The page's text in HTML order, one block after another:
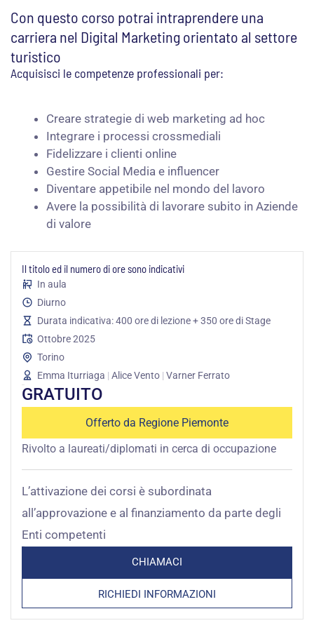
Con questo corso potrai intraprendere una
carriera nel Digital Marketing orientato al settore
turistico
Acquisisci le competenze professionali per:
Creare strategie di web marketing ad hoc
Integrare i processi crossmediali
Fidelizzare i clienti online
Gestire Social Media e influencer
Diventare appetibile nel mondo del lavoro
Avere la possibilità di lavorare subito in Aziende
di valore
Il titolo ed il numero di ore sono indicativi
In aula
Diurno
Durata indicativa: 400 ore di lezione + 350 ore di Stage
Ottobre 2025
Torino
Emma Iturriaga | Alice Vento | Varner Ferrato
GRATUITO
Offerto da Regione Piemonte
Rivolto a laureati/diplomati in cerca di occupazione
L’attivazione dei corsi è subordinata
all’approvazione e al finanziamento da parte degli
Enti competenti
CHIAMACI
RICHIEDI INFORMAZIONI